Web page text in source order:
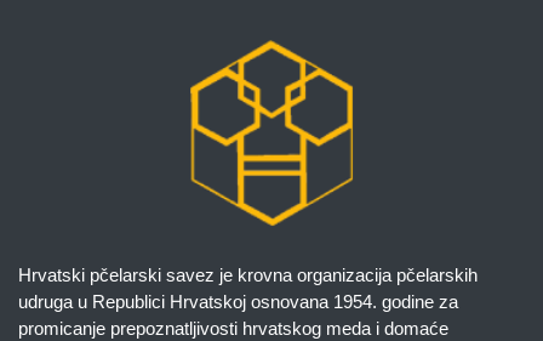
Hrvatski pčelarski savez je krovna organizacija pčelarskih
udruga u Republici Hrvatskoj osnovana 1954. godine za
promicanje prepoznatljivosti hrvatskog meda i domaće